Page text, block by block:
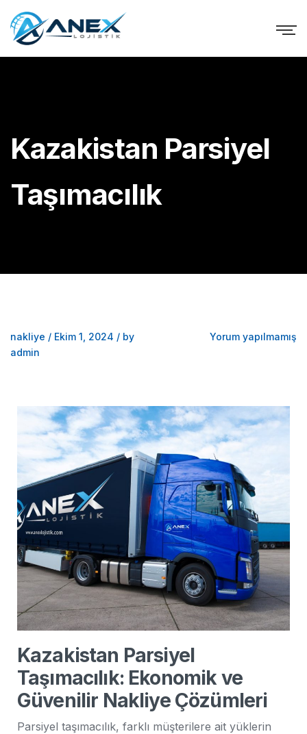
Kazakistan Parsiyel
Taşımacılık
nakliye / Ekim 1, 2024 / by
admin
Yorum yapılmamış
Kazakistan Parsiyel
Taşımacılık: Ekonomik ve
Güvenilir Nakliye Çözümleri
Parsiyel taşımacılık, farklı müşterilere ait yüklerin